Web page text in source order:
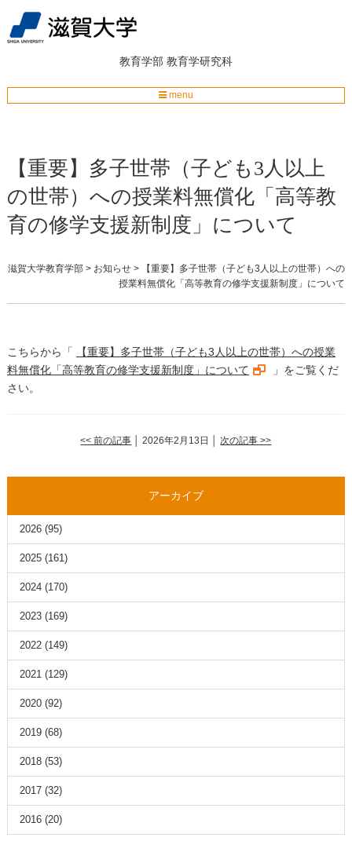
教育学部 教育学研究科
menu
【重要】多子世帯（子ども3人以上
の世帯）への授業料無償化「高等教
育の修学支援新制度」について
滋賀大学教育学部 > お知らせ >
【重要】多子世帯（子ども3人以上の世帯）への
授業料無償化「高等教育の修学支援新制度」について
こちらから「
【重要】多子世帯（子ども3人以上の世帯）への授業
料無償化「高等教育の修学支援新制度」について
」をご覧くだ
さい。
<< 前の記事 │ 2026年2月13日 │ 次の記事 >>
アーカイブ
2026(95)
2025(161)
2024(170)
2023(169)
2022(149)
2021(129)
2020(92)
2019(68)
2018(53)
2017(32)
2016(20)